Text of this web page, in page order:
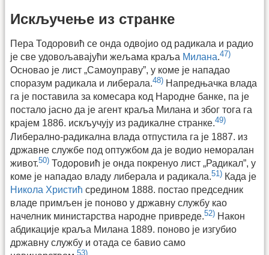
Искључење из странке
Пера Тодоровић се онда одвојио од радикала и радио
је све удовољавајући жељама краља Милана.47)
Основао је лист „Самоуправу”, у коме је нападао
споразум радикала и либерала.48) Напредњачка влада
га је поставила за комесара код Народне банке, па је
постало јасно да је агент краља Милана и због тога га
крајем 1886. искључују из радикалне странке.49)
Либерално-радикална влада отпустила га је 1887. из
државне службе под оптужбом да је водио неморалан
живот.50) Тодоровић је онда покренуо лист „Радикал”, у
коме је нападао владу либерала и радикала.51) Када је
Никола Христић средином 1888. постао председник
владе примљен је поново у државну службу као
начелник министарства народне привреде.52) Након
абдикације краља Милана 1889. поново је изгубио
државну службу и отада се бавио само
53)